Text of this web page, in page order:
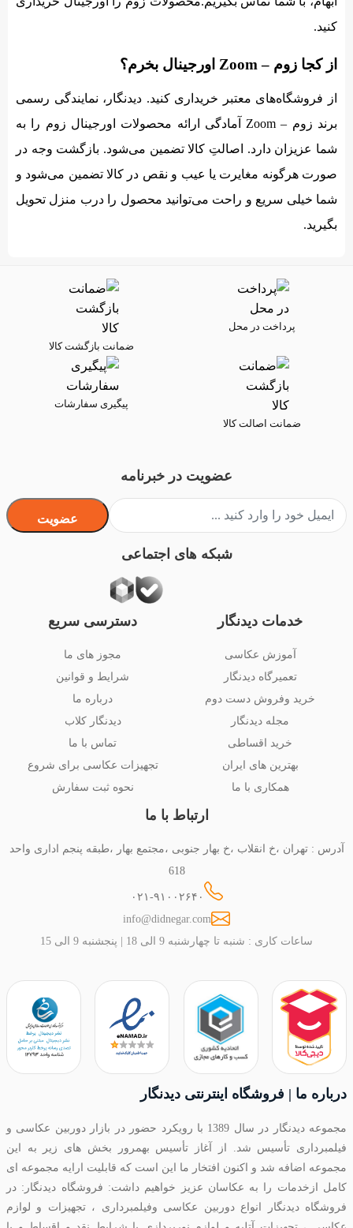
کنید.
از کجا زوم – Zoom اورجینال بخرم؟
از فروشگاه‌های معتبر خریداری کنید. دیدنگار، نمایندگی رسمی
برند زوم – Zoom آمادگی ارائه محصولات اورجینال زوم را به
شما عزیزان دارد. اصالتِ کالا تضمین می‌شود. بازگشت وجه در
صورت هرگونه مغایرت یا عیب و نقص در کالا تضمین می‌شود و
شما خیلی سریع و راحت می‌توانید محصول را درب منزل تحویل
بگیرید.
پرداخت در محل
ضمانت بازگشت کالا
ضمانت اصالت کالا
پیگیری سفارشات
خدمات دیدنگار
آموزش عکاسی
تعمیرگاه دیدنگار
خرید وفروش دست دوم
مجله دیدنگار
خرید اقساطی
بهترین های ایران
همکاری با ما
دسترسی سریع
مجوز های ما
شرایط و قوانین
درباره ما
دیدنگار کلاب
تماس با ما
تجهیزات عکاسی برای شروع
نحوه ثبت سفارش
ارتباط با ما
آدرس : تهران ،خ انقلاب ،خ بهار جنوبی ،مجتمع بهار ،طبقه پنجم اداری واحد
618
۰۲۱-۹۱۰۰۲۶۴۰
info@didnegar.com
ساعات کاری : شنبه تا چهارشنبه 9 الی 18 | پنجشنبه 9 الی 15
عضویت در خبرنامه
عضویت
شبکه های اجتماعی
درباره ما | فروشگاه اینترنتی دیدنگار
مجموعه دیدنگار در سال 1389 با رویکرد حضور در بازار دوربین عکاسی و
فیلمبرداری تأسیس شد. از آغاز تأسیس بهمرور بخش های زیر به این
مجموعه اضافه شد و اکنون افتخار ما این است که قابلیت ارایه مجموعه ای
کامل ازخدمات را به عکاسان عزیز خواهیم داشت: فروشگاه دیدنگار: در
فروشگاه دیدنگار انواع دوربین عکاسی وفیلمبرداری ، تجهیزات و لوازم